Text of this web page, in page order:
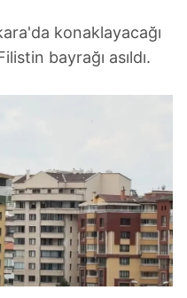
konaklayacağı
bayrağı asıldı.